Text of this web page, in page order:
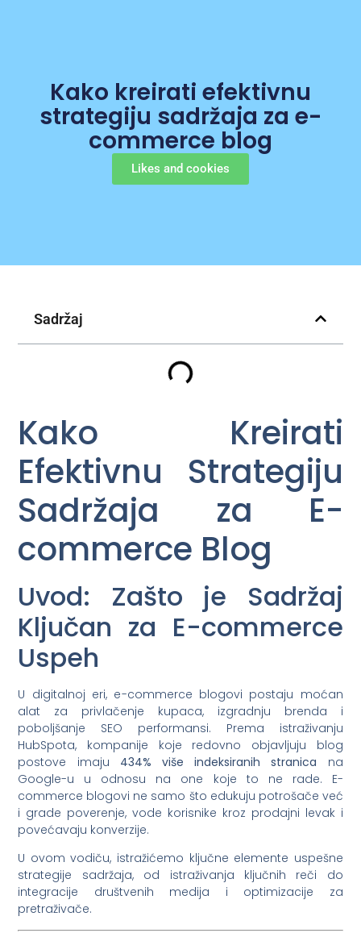
Kako kreirati efektivnu
strategiju sadržaja za e-
commerce blog
Likes and cookies
Sadržaj
Kako Kreirati
Efektivnu Strategiju
Sadržaja za E-
commerce Blog
Uvod: Zašto je Sadržaj
Ključan za E-commerce
Uspeh
U digitalnoj eri, e-commerce blogovi postaju moćan
alat za privlačenje kupaca, izgradnju brenda i
poboljšanje SEO performansi. Prema istraživanju
HubSpota, kompanije koje redovno objavljuju blog
postove imaju 434% više indeksiranih stranica na
Google-u u odnosu na one koje to ne rade. E-
commerce blogovi ne samo što edukuju potrošače već
i grade poverenje, vode korisnike kroz prodajni levak i
povećavaju konverzije.
U ovom vodiču, istražićemo ključne elemente uspešne
strategije sadržaja, od istraživanja ključnih reči do
integracije društvenih medija i optimizacije za
pretraživače.